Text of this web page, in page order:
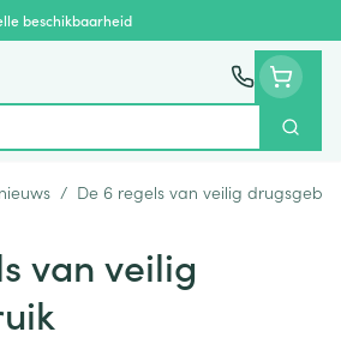
beschikbaarheid
Zoek
/ De 6 regels van veilig
van veilig